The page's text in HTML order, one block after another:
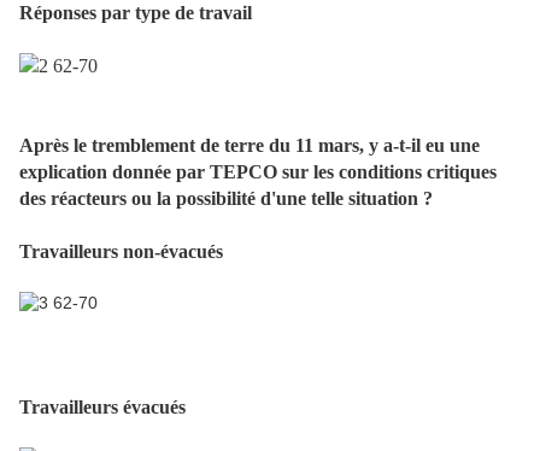
Réponses par type de travail
Après le tremblement de terre du 11 mars, y a-t-il eu une
explication donnée par TEPCO sur les conditions critiques
des réacteurs ou la possibilité d'une telle situation ?
Travailleurs non-évacués
Travailleurs évacués